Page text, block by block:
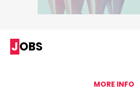
JOBS
MORE INFO